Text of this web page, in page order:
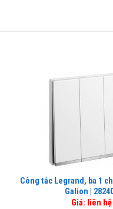
Công tắc Legrand, ba 1
Galion |
Giá: liên hệ